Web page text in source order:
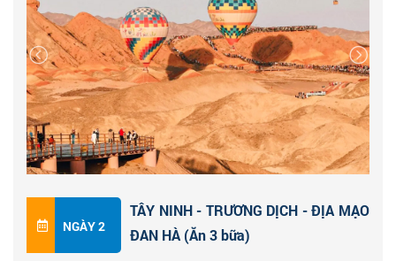
Southern Airlines:
Hồ Chí Minh- Quảng Châu: 08h00- 11h40 |Quảng
Châu - Tây Ninh:16h30-19h40
Bay đến Tây Ninh, sau khi làm thủ tục nhập cảnh
xong, xe đưa đoàn đi ăn tối tại nhà hàng địa
phương.
Đoàn nhận phòng nghỉ ngơi tại khách sạn
NGÀY 2
TÂY NINH - TRƯƠNG DỊCH - ĐỊA MẠO
ĐAN HÀ (Ăn 3 bữa)